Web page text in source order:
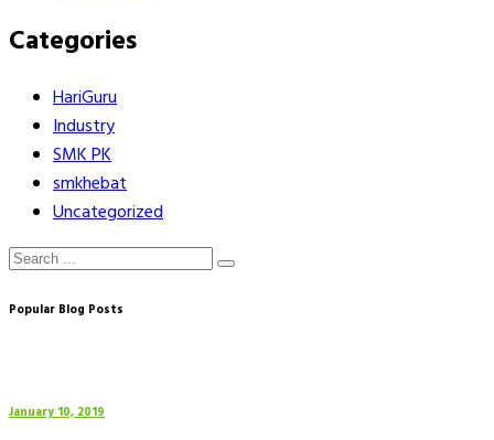
Categories
HariGuru
Industry
SMK PK
smkhebat
Uncategorized
Popular Blog Posts
January 10, 2019